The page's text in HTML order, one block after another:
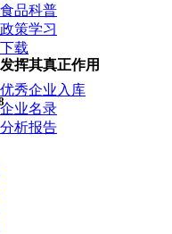
品科普
策学习
载
秀企业入库
业名录
析报告
挥其真正作用